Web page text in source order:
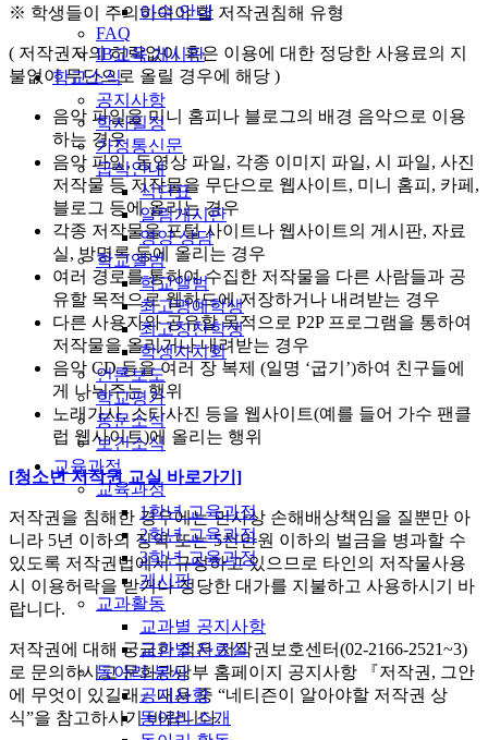
이수 안내
FAQ
IB교육 게시판
학교소식
공지사항
학사일정
가정통신문
급식안내
식단표
알림게시판
영양 상담
학교앨범
학교앨범
최고명예학생
최고칭찬학생
학생자치회
언론보도
학교평가
동문소식
보건소식
교육과정
교육과정
1학년 교육과정
2학년 교육과정
3학년 교육과정
게시판
교과활동
교과별 공지사항
교과별 자료실
동아리·봉사
공지사항
동아리 소개
※ 학생들이 주의하여야 할 저작권침해 유형
( 저작권자의 허락없이 혹은 이용에 대한 정당한 사용료의 지
불없이 무단으로 올릴 경우에 해당 )
음악 파일을 미니 홈피나 블로그의 배경 음악으로 이용
하는 경우
음악 파일, 동영상 파일, 각종 이미지 파일, 시 파일, 사진
저작물 등 저작물을 무단으로 웹사이트, 미니 홈피, 카페,
블로그 등에 올리는 경우
각종 저작물을 포털 사이트나 웹사이트의 게시판, 자료
실, 방명록 등에 올리는 경우
여러 경로를 통하여 수집한 저작물을 다른 사람들과 공
유할 목적으로 웹하드에 저장하거나 내려받는 경우
다른 사용자와 공유할 목적으로 P2P 프로그램을 통하여
저작물을 올리거나 내려받는 경우
음악 CD 등을 여러 장 복제 (일명 ‘굽기’)하여 친구들에
게 나눠주는 행위
노래가사, 스타사진 등을 웹사이트(예를 들어 가수 팬클
럽 웹사이트)에 올리는 행위
[청소년 저작권 교실 바로가기]
저작권을 침해한 경우에는 민사상 손해배상책임을 질뿐만 아
니라 5년 이하의 징역 또는 5천만원 이하의 벌금을 병과할 수
있도록 저작권법에서 규정하고 있으므로 타인의 저작물사용
시 이용허락을 받거나 정당한 대가를 지불하고 사용하시기 바
랍니다.
저작권에 대해 궁금한 점은 저작권보호센터(02-2166-2521~3)
로 문의하시고 문화관광부 홈페이지 공지사항 『저작권, 그안
에 무엇이 있길래』내용 중 “네티즌이 알아야할 저작권 상
식”을 참고하시기 바랍니다.